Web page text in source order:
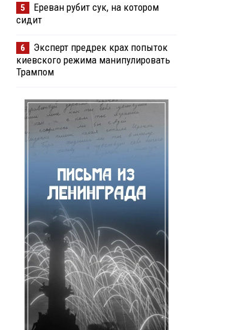
5
Ереван рубит сук, на котором
сидит
6
Эксперт предрек крах попыток
киевского режима манипулировать
Трампом